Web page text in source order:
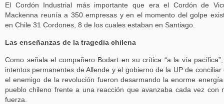
El Cordón Industrial más importante que era el Cordón de
Mackenna reunía a 350 empresas y en el momento del golpe
en Chile 31 Cordones, 8 de los cuales estaban en Santiago.
Las enseñanzas de la tragedia chilena
Como señala el compañero Bodart en su crítica “a la vía
intentos permanentes de Allende y el gobierno de la UP de conciliar
el enemigo de la revolución fueron desarmando la enorme
pueblo chileno frente a una reacción que avanzaba cada vez con
fuerza.